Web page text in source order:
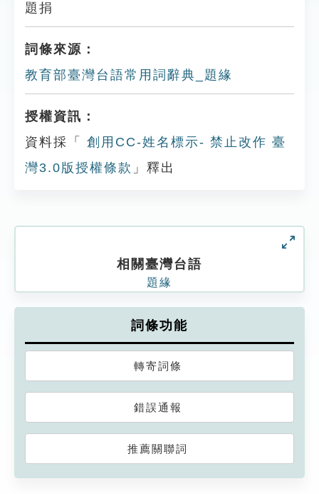
題捐
詞條來源：
教育部臺灣台語常用詞辭典_題緣
授權資訊：
資料採「
創用CC-姓名標示- 禁止改作 臺
灣3.0版授權條款 」釋出
相關臺灣台語
題緣
詞條功能
轉寄詞條
錯誤通報
推薦關聯詞